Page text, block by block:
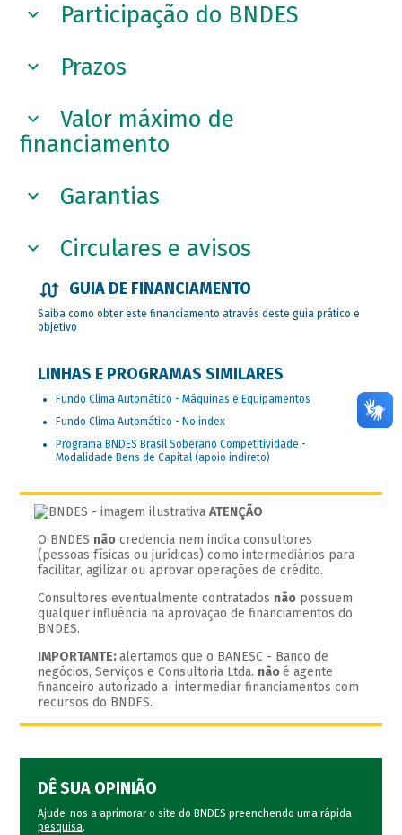
Participação do BNDES
Prazos
Valor máximo de
financiamento
Garantias
Circulares e avisos
GUIA DE FINANCIAMENTO
Saiba como obter este financiamento através deste guia prático e
objetivo
LINHAS E PROGRAMAS SIMILARES
Fundo Clima Automático - Máquinas e Equipamentos
Fundo Clima Automático - No index
Programa BNDES Brasil Soberano Competitividade -
Modalidade Bens de Capital (apoio indireto)
ATENÇÃO
O BNDES não credencia nem indica consultores
(pessoas físicas ou jurídicas) como intermediários para
facilitar, agilizar ou aprovar operações de crédito.
Consultores eventualmente contratados não possuem
qualquer influência na aprovação de financiamentos do
BNDES.
IMPORTANTE:alertamos que o BANESC - Banco de
negócios, Serviços e Consultoria Ltda. nãoé agente
financeiro autorizado a intermediar financiamentos com
recursos do BNDES.
DÊ SUA OPINIÃO
Ajude-nos a aprimorar o site do BNDES preenchendo uma rápida
pesquisa.